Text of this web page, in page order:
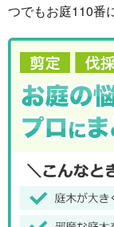
つでもお庭110番